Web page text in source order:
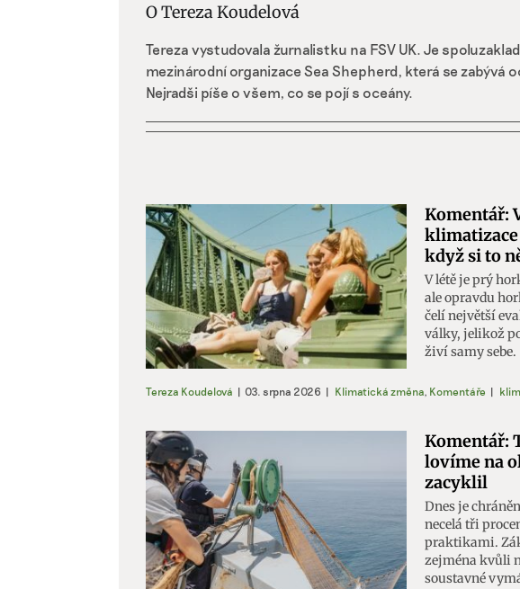
OTereza Koudelová
Tereza vystudovala žurnalistku na FSV UK. Je
mezinárodní organizace Sea Shepherd, která se zabývá
Nejradši píše o všem, co se pojí s oceány.
Komentář:
klimatizace
když si to
V létě je prý
ale opravdu
čelí největší
války, jelikož
živí samy sebe.
Tereza Koudelová | 03. srpna 2026 | Klimatická změna, Komentáře |
Komentář:
lovíme na
zacyklil
Dnes je
necelá tři
praktikami.
zejména kvůli
soustavné